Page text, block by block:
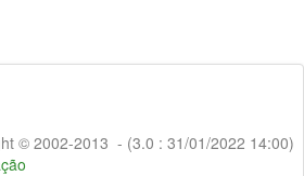
© 2002-2013 - (3.0 : 31/01/2022 14:00)